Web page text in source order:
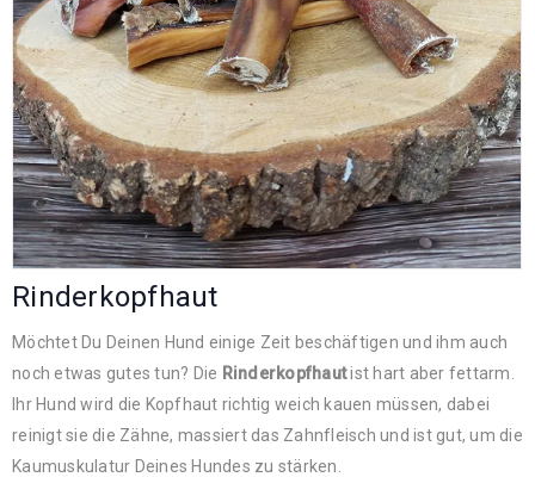
Rinderkopfhaut
Möchtet Du Deinen Hund einige Zeit beschäftigen und ihm auch
noch etwas gutes tun? Die Rinderkopfhautist hart aber fettarm.
Ihr Hund wird die Kopfhaut richtig weich kauen müssen, dabei
reinigt sie die Zähne, massiert das Zahnfleisch und ist gut, um die
Kaumuskulatur Deines Hundes zu stärken.